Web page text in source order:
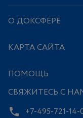
О ДОКСФЕРЕ
КАРТА САЙТА
ПОМОЩЬ
СВЯЖИТЕСЬ С
+7-495-721-14-